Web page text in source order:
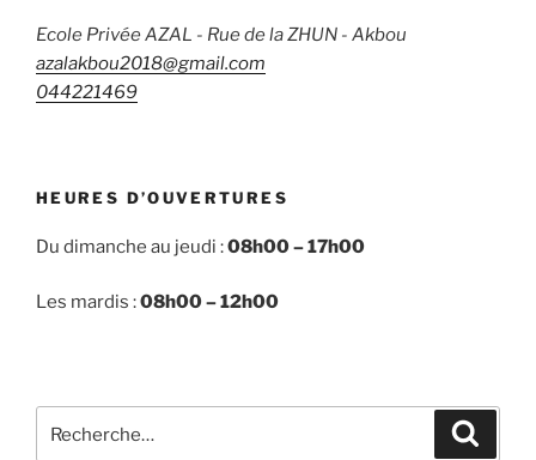
Ecole Privée AZAL - Rue de la ZHUN - Akbou
azalakbou2018@gmail.com
044221469
HEURES D’OUVERTURES
Du dimanche au jeudi :08h00 – 17h00
Les mardis :08h00 – 12h00
pour